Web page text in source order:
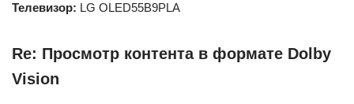
Телевизор: LG OLED55B9PLA
Re: Просмотр контента в формате Dolby
Vision